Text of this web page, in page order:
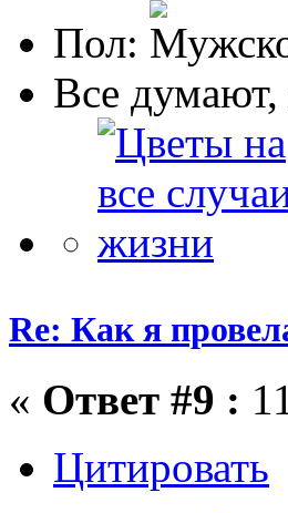
Пол:
Все
Re: Как я
« Ответ #9 :
Цитировать